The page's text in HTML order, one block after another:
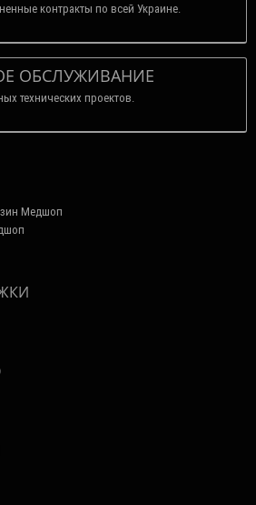
контракты по всей Украине.
ОБСЛУЖИВАНИЕ
технических проектов.
Медшоп